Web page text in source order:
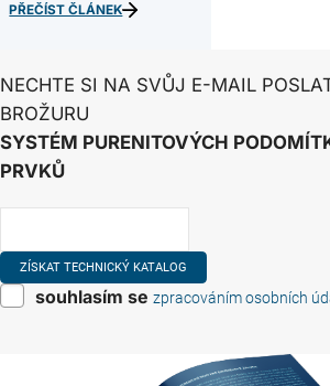
protopit víc, než je nutné. Aby
vzniklé tepelné mosty. Tento
úkol…
PŘEČÍST ČLÁNEK
NECHTE SI NA SVŮJ E-MAIL
BROŽURU
SYSTÉM PURENITOVÝCH
PRVKŮ
souhlasím se zpracováním osobních